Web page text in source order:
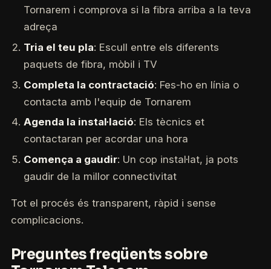
Tornarem i comprova si la fibra arriba a la teva
adreça
Tria el teu pla: Escull entre els diferents
paquets de fibra, mòbil i TV
Completa la contractació: Fes-ho en línia o
contacta amb l'equip de Tornarem
Agenda la instal·lació: Els tècnics et
contactaran per acordar una hora
Comença a gaudir: Un cop instal·lat, ja pots
gaudir de la millor connectivitat
Tot el procés és transparent, ràpid i sense
complicacions.
Preguntes freqüents sobre